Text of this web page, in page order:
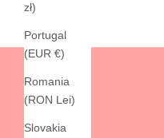
zł)
Portugal
(EUR €)
Romania
(RON Lei)
Slovakia